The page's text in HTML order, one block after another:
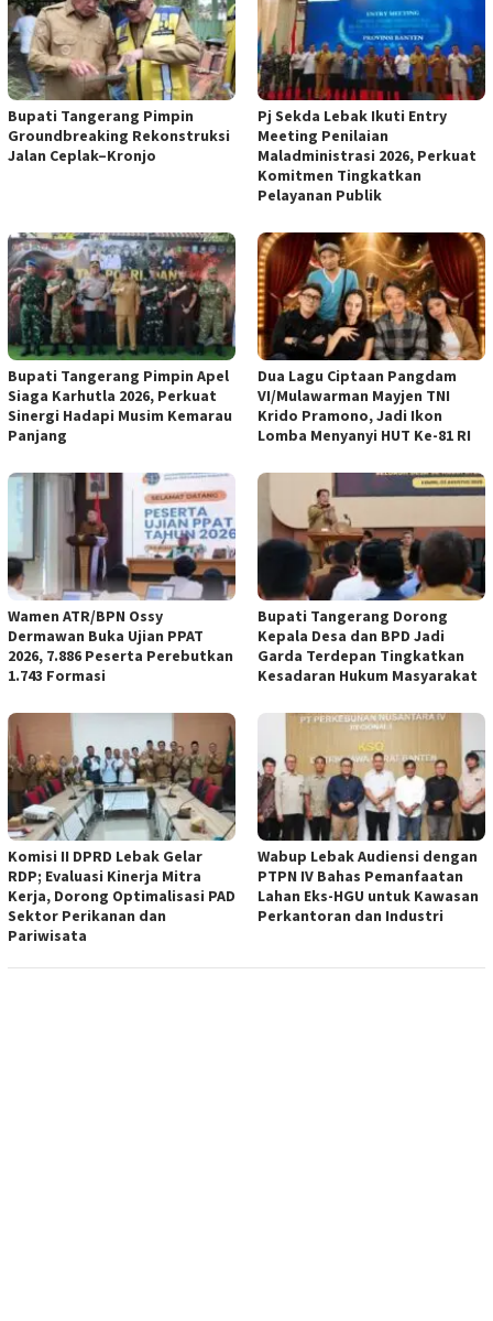
Bupati Tangerang Pimpin
Groundbreaking Rekonstruksi
Jalan Ceplak–Kronjo
Pj Sekda Lebak Ikuti Entry
Meeting Penilaian
Maladministrasi 2026, Perkuat
Komitmen Tingkatkan
Pelayanan Publik
Bupati Tangerang Pimpin Apel
Siaga Karhutla 2026, Perkuat
Sinergi Hadapi Musim Kemarau
Panjang
Dua Lagu Ciptaan Pangdam
VI/Mulawarman Mayjen TNI
Krido Pramono, Jadi Ikon
Lomba Menyanyi HUT Ke-81 RI
Wamen ATR/BPN Ossy
Dermawan Buka Ujian PPAT
2026, 7.886 Peserta Perebutkan
1.743 Formasi
Bupati Tangerang Dorong
Kepala Desa dan BPD Jadi
Garda Terdepan Tingkatkan
Kesadaran Hukum Masyarakat
Komisi II DPRD Lebak Gelar
RDP; Evaluasi Kinerja Mitra
Kerja, Dorong Optimalisasi PAD
Sektor Perikanan dan
Pariwisata
Wabup Lebak Audiensi dengan
PTPN IV Bahas Pemanfaatan
Lahan Eks-HGU untuk Kawasan
Perkantoran dan Industri